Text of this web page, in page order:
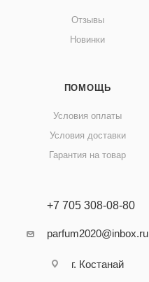
Отзывы
Новинки
ПОМОЩЬ
Условия оплаты
Условия доставки
Гарантия на товар
+7 705 308-08-80
parfum2020@inbox.ru
г. Костанай